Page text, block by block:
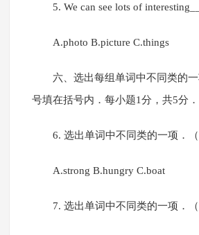
5. We can see lots of
A.photo B.picture C.things
六、选出每组单词中不同类的
号填在括号内．每小题1分，共5分．
6. 选出单词中不同类的一项．（
A.strong B.hungry C.boat
7. 选出单词中不同类的一项．（